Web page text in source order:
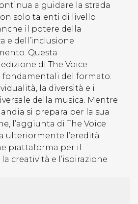
a guidare la strada
solo talenti di livello
il potere della
e dell’inclusione
Questa
di The Voice
fondamentali del formato:
la diversità e il
della musica. Mentre
si prepara per la sua
l’aggiunta di The Voice
ulteriormente l’eredità
piattaforma per il
creatività e l’ispirazione